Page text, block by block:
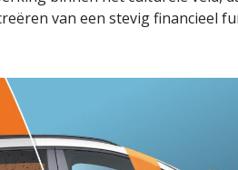
van een stevig financieel